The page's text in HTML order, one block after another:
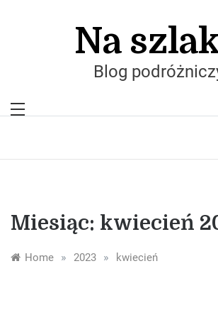
Na
Blog
Miesiąc: kwiecień
Home » 2023 » kwiecień